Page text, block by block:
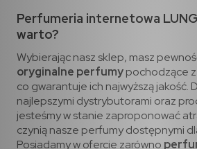
Perfumeria internetowa
warto?
Wybierając nasz sklep, masz
oryginalne perfumypochodzące
co gwarantuje ich najwyższą jakość.
najlepszymi dystrybutorami oraz
jesteśmy w stanie zaproponować
czynią nasze perfumy dostępnymi
Posiadamy w ofercie zarówno